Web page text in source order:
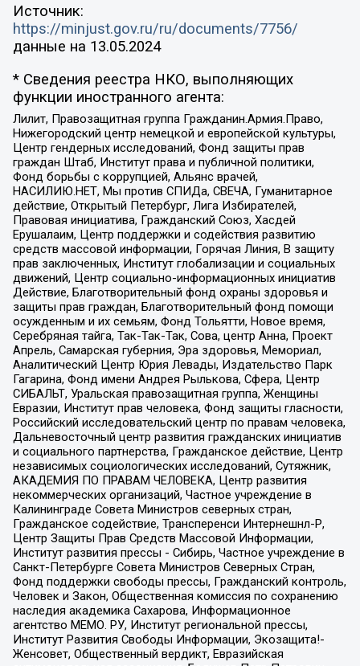
Источник:
https://minjust.gov.ru/ru/documents/7756/
данные на 13.05.2024
* Сведения реестра НКО, выполняющих
функции иностранного агента:
Лилит, Правозащитная группа Гражданин.Армия.Право,
Нижегородский центр немецкой и европейской культуры,
Центр гендерных исследований, Фонд защиты прав
граждан Штаб, Институт права и публичной политики,
Фонд борьбы с коррупцией, Альянс врачей,
НАСИЛИЮ.НЕТ, Мы против СПИДа, СВЕЧА, Гуманитарное
действие, Открытый Петербург, Лига Избирателей,
Правовая инициатива, Гражданский Союз, Хасдей
Ерушалаим, Центр поддержки и содействия развитию
средств массовой информации, Горячая Линия, В защиту
прав заключенных, Институт глобализации и социальных
движений, Центр социально-информационных инициатив
Действие, Благотворительный фонд охраны здоровья и
защиты прав граждан, Благотворительный фонд помощи
осужденным и их семьям, Фонд Тольятти, Новое время,
Серебряная тайга, Так-Так-Так, Сова, центр Анна, Проект
Апрель, Самарская губерния, Эра здоровья, Мемориал,
Аналитический Центр Юрия Левады, Издательство Парк
Гагарина, Фонд имени Андрея Рылькова, Сфера, Центр
СИБАЛЬТ, Уральская правозащитная группа, Женщины
Евразии, Институт прав человека, Фонд защиты гласности,
Российский исследовательский центр по правам человека,
Дальневосточный центр развития гражданских инициатив
и социального партнерства, Гражданское действие, Центр
независимых социологических исследований, Сутяжник,
АКАДЕМИЯ ПО ПРАВАМ ЧЕЛОВЕКА, Центр развития
некоммерческих организаций, Частное учреждение в
Калининграде Совета Министров северных стран,
Гражданское содействие, Трансперенси Интернешнл-Р,
Центр Защиты Прав Средств Массовой Информации,
Институт развития прессы - Сибирь, Частное учреждение в
Санкт-Петербурге Совета Министров Северных Стран,
Фонд поддержки свободы прессы, Гражданский контроль,
Человек и Закон, Общественная комиссия по сохранению
наследия академика Сахарова, Информационное
агентство МЕМО. РУ, Институт региональной прессы,
Институт Развития Свободы Информации, Экозащита!-
Женсовет, Общественный вердикт, Евразийская